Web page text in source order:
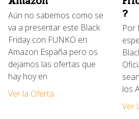
Aún no sabemos como se
va a presentar este Black
Friday con FUNKO en
Amazon España pero os
dejamos las ofertas que
hay hoy en
Ver la Oferta
?
Por
los
Ver